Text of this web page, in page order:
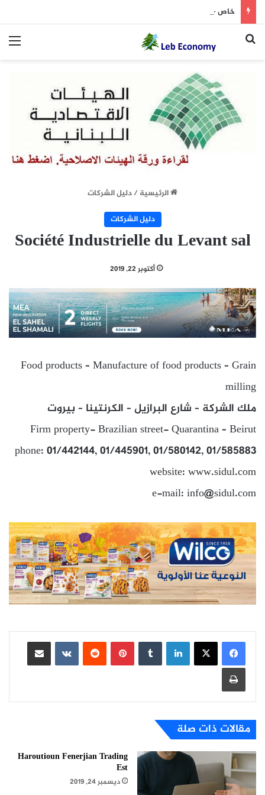
خاص – لبنان يتصدر عربياً في مؤشرين( إنفوغراف)
بحث عن
الرئيسية/دليل الشركات
دليل الشركات
Société Industrielle du Levant sal
أكتوبر 22, 2019
Food products – Manufacture of food products – Grain
milling
ملك الشركة – شارع البرازيل – الكرنتينا – بيروت
Firm property- Brazilian street- Quarantina – Beirut
phone: 01/442144, 01/445901, 01/580142, 01/585883
website: www.sidul.com
e-mail: info@sidul.com
لينكدإن بينتيريست
مشاركة عبر البريد
طباعة
مقالات ذات صلة
Haroutioun Fenerjian Trading
Est
ديسمبر 24, 2019